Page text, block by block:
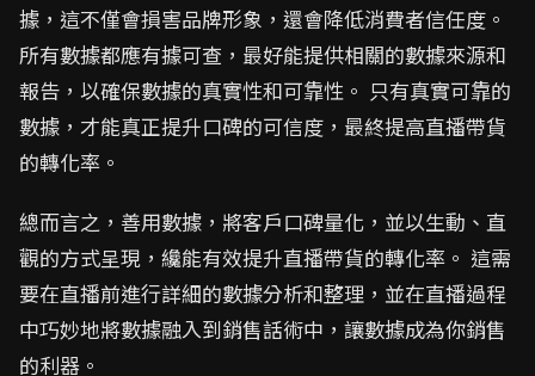
據，這不僅會損害品牌形象，還會降低消費者信任度。
所有數據都應有據可查，最好能提供相關的數據來源和
報告，以確保數據的真實性和可靠性。 只有真實可靠的
數據，才能真正提升口碑的可信度，最終提高直播帶貨
的轉化率。
總而言之，善用數據，將客戶口碑量化，並以生動、直
觀的方式呈現，纔能有效提升直播帶貨的轉化率。 這需
要在直播前進行詳細的數據分析和整理，並在直播過程
中巧妙地將數據融入到銷售話術中，讓數據成為你銷售
的利器。